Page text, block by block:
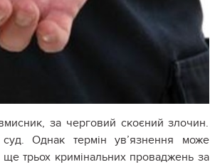
за черговий скоєний злочин.
Однак термін ув’язнення може
ще трьох кримінальних проваджень за